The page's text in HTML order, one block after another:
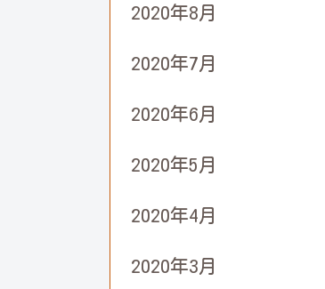
2020年8月
2020年7月
2020年6月
2020年5月
2020年4月
2020年3月